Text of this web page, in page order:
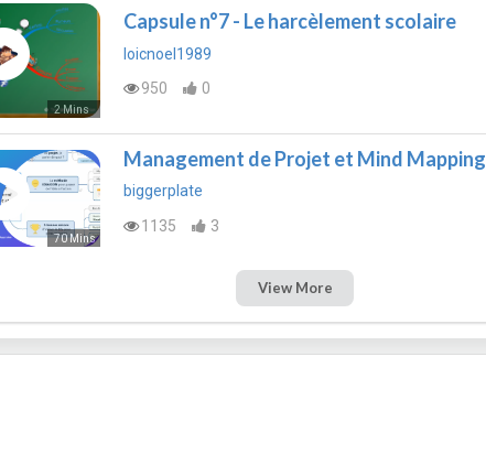
2 Mins
Capsule n°7 - Le harcèlement scolaire
loicnoel1989
950
0
70 Mins
Management de Projet et Mind Mapping
biggerplate
1135
3
View More